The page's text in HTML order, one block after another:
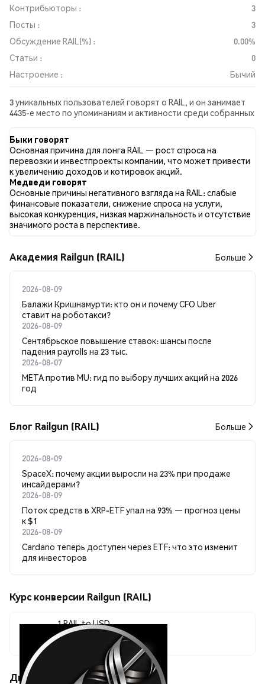
Контрибьюторы :
3
Посты :
3
Обсуждение RAIL(%) :
0.00%
Статьи :
0
Настроение :
Бычий
3 уникальных пользователей говорят о RAIL, и он занимает
4435-е место по упоминаниям и активности среди собранных
во всех социальных сетях было Бычий. Всего было
опубликовано 0 новостных статей о RAIL. В Twitter 100.00%
твитов имели бычий настрой по сравнению с 0.00% твитов с
медвежьим настроем по RAIL. 0.00% твитов были
нейтральными по отношению к RAIL. Эти данные основаны
на 3 твитах.
Быки говорят
Основная причина для лонга RAIL — рост спроса на
перевозки и инвестпроекты компании, что может привести
к увеличению доходов и котировок акций.
Медведи говорят
Основные причины негативного взгляда на RAIL: слабые
финансовые показатели, снижение спроса на услуги,
высокая конкуренция, низкая маржинальность и отсутствие
значимого роста в перспективе.
Академия Railgun (RAIL) Больше
2026-08-09
Балажи Кришнамурти: кто он и почему CFO Uber
ставит на роботакси?
2026-08-09
Сентябрьское повышение ставок: шансы после
падения payrolls на 23 тыс.
2026-08-07
META против MU: гид по выбору лучших акций на 2026
год
Блог Railgun (RAIL) Больше
2026-08-09
SpaceX: почему акции выросли на 23% при продаже
инсайдерами?
2026-08-09
Поток средств в XRP-ETF упал на 93% — прогноз цены
к $1
2026-08-09
Cardano теперь доступен через ETF: что это изменит
для инвесторов
Курс конверсии Railgun (RAIL)
1 RAIL to USD
Движения цены Railgun (RAIL)